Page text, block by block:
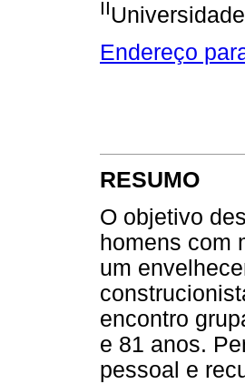
II
Endereço
RESUMO
O objetivo
homens com
um
encontro
e 81 anos.
pessoal e